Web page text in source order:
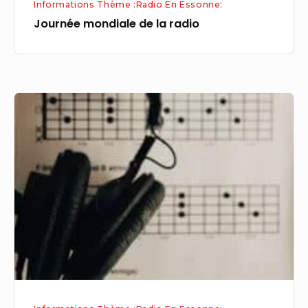
Informations Thème :Radio En Essonne:
Journée mondiale de la radio
Musiques
Actualité
musicale